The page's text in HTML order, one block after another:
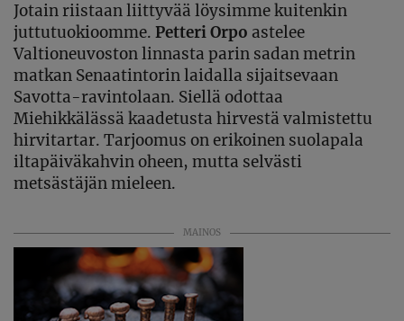
Jotain riistaan liittyvää löysimme kuitenkin
juttutuokioomme. Petteri Orpo astelee
Valtioneuvoston linnasta parin sadan metrin
matkan Senaatintorin laidalla sijaitsevaan
Savotta-ravintolaan. Siellä odottaa
Miehikkälässä kaadetusta hirvestä valmistettu
hirvitartar. Tarjoomus on erikoinen suolapala
iltapäiväkahvin oheen, mutta selvästi
metsästäjän mieleen.
MAINOS